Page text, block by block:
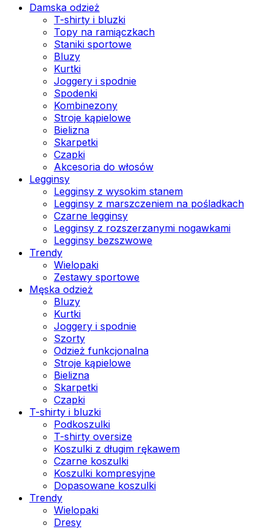
Damska odzież
T-shirty i bluzki
Topy na ramiączkach
Staniki sportowe
Bluzy
Kurtki
Joggery i spodnie
Spodenki
Kombinezony
Stroje kąpielowe
Bielizna
Skarpetki
Czapki
Akcesoria do włosów
Legginsy
Legginsy z wysokim stanem
Legginsy z marszczeniem na pośladkach
Czarne legginsy
Legginsy z rozszerzanymi nogawkami
Legginsy bezszwowe
Trendy
Wielopaki
Zestawy sportowe
Męska odzież
Bluzy
Kurtki
Joggery i spodnie
Szorty
Odzież funkcjonalna
Stroje kąpielowe
Bielizna
Skarpetki
Czapki
T-shirty i bluzki
Podkoszulki
T-shirty oversize
Koszulki z długim rękawem
Czarne koszulki
Koszulki kompresyjne
Dopasowane koszulki
Trendy
Wielopaki
Dresy